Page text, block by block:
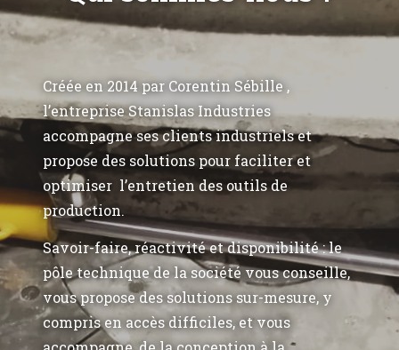
Créée en 2014 par Corentin Sébille ,
l’entreprise Stanislas Industries
accompagne ses clients industriels et
propose des solutions pour faciliter et
optimiser l’entretien des outils de
production.
Savoir-faire, réactivité et disponibilité : le
pôle technique de la société vous conseille,
vous propose des solutions sur-mesure, y
compris en accès difficiles, et vous